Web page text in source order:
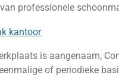
professionele
kantoor
is aangenaam,
of periodieke